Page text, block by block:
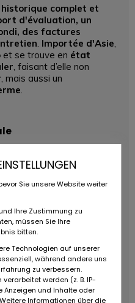
historique complet et
d'évaluation, un
des factures
. Importée d'Asie,
et se trouve en état
, faisant d’elle non
, mais aussi un
.
4,9L
arrière (RWD)
Silver
rouge-noir
/ Empattement :
Sie unsere Website weiter
Ihre Zustimmung zu
müssen Sie Ihre
bitten.
Technologien auf unserer
während andere uns
zu verbessern.
werden (z. B. IP-
Anzeigen und Inhalte oder
Informationen über die